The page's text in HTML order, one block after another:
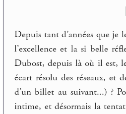
Depuis tant d’années que je
l’excellence et la si belle
Dubost, depuis là où il est,
écart résolu des réseaux, et
d’un billet au suivant...) ?
intime, et désormais la